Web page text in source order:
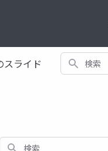
スライド 検索
検索